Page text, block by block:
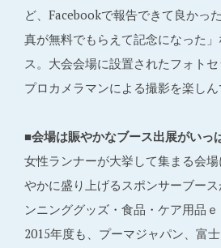
ど、Facebookで報告できて良かっ
真が無料でもらえて記念になった
ス。大会会場に設置されたフォト
プロカメラマンによる撮影を楽しん
■会場は賑やかなブース出展がいっ
女性ランナーが大挙して集まる会
やかに盛り上げるスポンサーブー
ンニンググッズ・食品・ケア用品
2015年度も、プーマジャパン、富